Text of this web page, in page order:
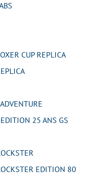
CUP REPLICA
25 ANS GS
EDITION 80